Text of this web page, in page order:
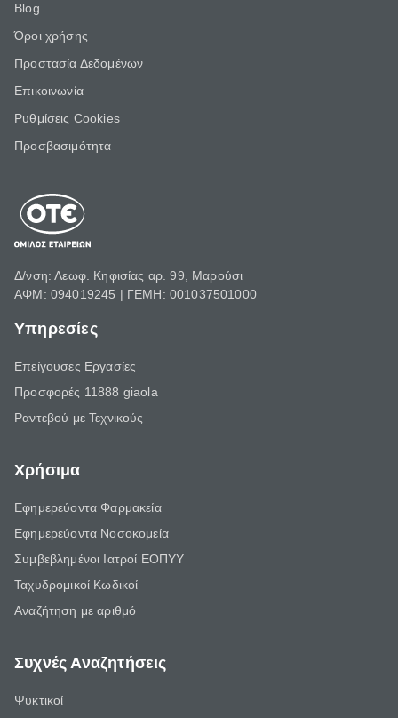
Blog
Όροι χρήσης
Προστασία Δεδομένων
Επικοινωνία
Ρυθμίσεις Cookies
Προσβασιμότητα
Δ/νση: Λεωφ. Κηφισίας αρ. 99, Μαρούσι
ΑΦΜ: 094019245 | ΓΕΜΗ: 001037501000
Υπηρεσίες
Επείγουσες Εργασίες
Προσφορές 11888 giaola
Ραντεβού με Τεχνικούς
Χρήσιμα
Εφημερεύοντα Φαρμακεία
Εφημερεύοντα Νοσοκομεία
Συμβεβλημένοι Ιατροί ΕΟΠΥΥ
Ταχυδρομικοί Κωδικοί
Αναζήτηση με αριθμό
Συχνές Αναζητήσεις
Ψυκτικοί